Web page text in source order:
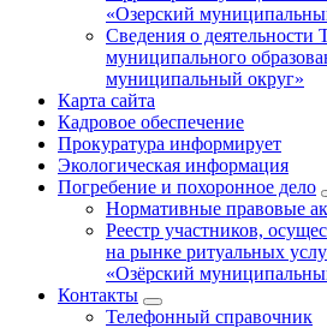
«Озерский
Сведения о
муниципального
муниципальный округ»
Карта сайта
Кадровое обеспечение
Прокуратура информирует
Экологическая информация
Погребение и похоронное дело
Нормативные правовые
Реестр участников,
на рынке ритуальных
«Озёрский
Контакты
Телефонный справочник